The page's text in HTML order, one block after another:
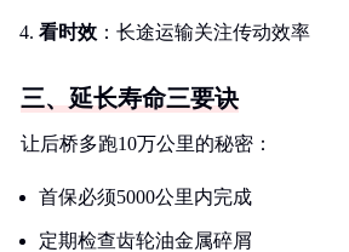
看时效 ：长途运输关注传动效率
三、延长寿命三要诀
让后桥多跑10万公里的秘密：
首保必须5000公里内完成
定期检查齿轮油金属碎屑